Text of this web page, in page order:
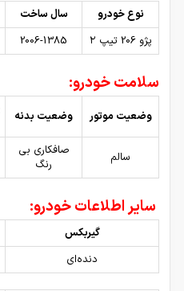
نوع خودرو سال ساخت
پژو 206 تیپ ۲
2006-1385
سلامت خودرو:
وضعیت موتور وضعیت بدنه
سالم
صافکاری بی
رنگ
سایر اطلاعات خودرو:
گیربکس
دنده‌ای